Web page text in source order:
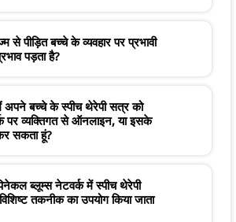
पीड़ित बच्चे के व्यवहार पर प्रभावी
पड़ता है?
बच्चे के स्पीच थेरेपी सत्र को
पर व्यक्तिगत से ऑनलाइन, या इसके
सकता हूं?
ब्लूम्स नेटवर्क में स्पीच थेरेपी
तकनीक का उपयोग किया जाता